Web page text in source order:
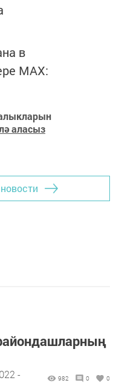
в
MАХ:
аласыз
-
982 0 0